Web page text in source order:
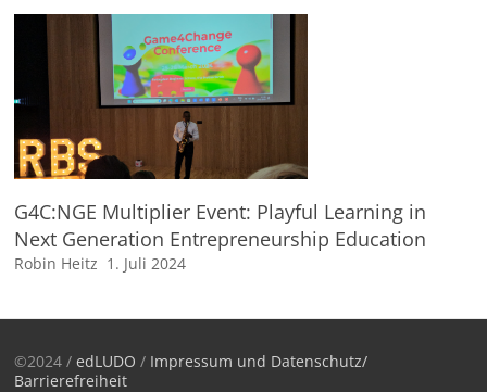
G4C:NGE Multiplier Event: Playful Learning in
Next Generation Entrepreneurship Education
Robin Heitz 1. Juli 2024
©2024 /edLUDO / Impressum und Datenschutz/
Barrierefreiheit